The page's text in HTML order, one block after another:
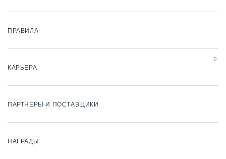
ПРАВИЛА
КАРЬЕРА
ПАРТНЕРЫ И ПОСТАВЩИКИ
НАГРАДЫ